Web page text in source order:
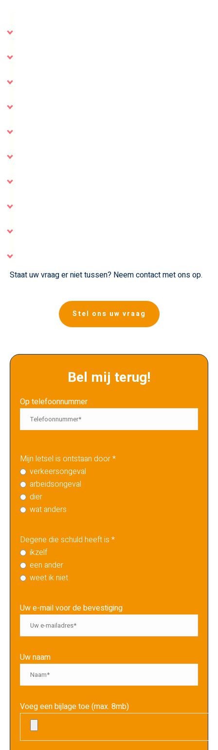
Staat uw vraag er niet tussen? Neem contact met ons op.
Stel ons uw vraag
Bel mij terug!
Op telefoonnummer
Mijn letsel is ontstaan door *
verkeersongeval
arbeidsongeval
dier
wat anders
Degene die schuld heeft is *
ikzelf
een ander
weet ik niet
Uw e-mail voor de bevestiging
Uw naam
Voeg een bijlage toe (max. 8mb)